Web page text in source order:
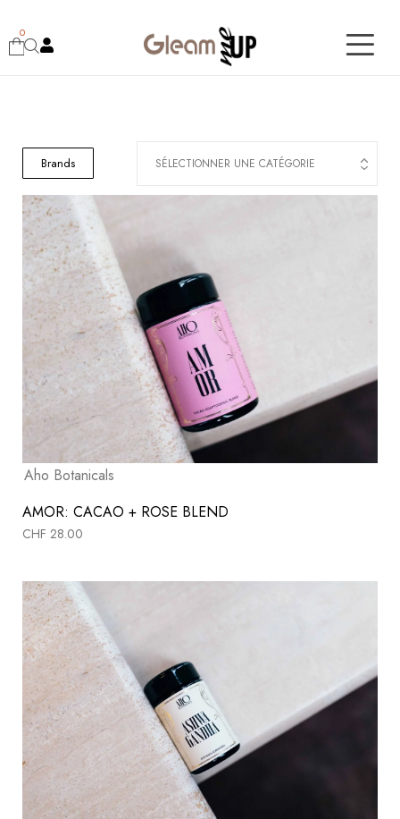
0
Brands
Aho Botanicals
AMOR: CACAO + ROSE BLEND
CHF 28.00